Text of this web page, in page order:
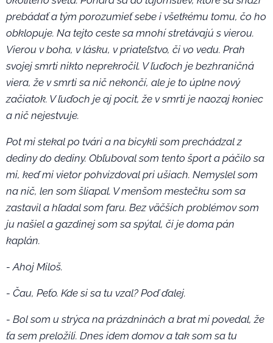
prebádať a tým porozumieť sebe i všetkému tomu, čo ho
obklopuje. Na tejto ceste sa mnohí stretávajú s vierou.
Vierou v boha, v lásku, v priateľstvo, či vo vedu. Prah
svojej smrti nikto neprekročil. V ľuďoch je bezhraničná
viera, že v smrti sa nič nekončí, ale je to úplne nový
začiatok. V ľuďoch je aj pocit, že v smrti je naozaj koniec
a nič nejestvuje.
Pot mi stekal po tvári a na bicykli som prechádzal z
dediny do dediny. Obľuboval som tento šport a páčilo sa
mi, keď mi vietor pohvizdoval pri ušiach. Nemyslel som
na nič, len som šliapal. V menšom mestečku som sa
zastavil a hľadal som faru. Bez väčších problémov som
ju našiel a gazdinej som sa spýtal, či je doma pán
kaplán.
- Ahoj Miloš.
- Čau, Peťo. Kde si sa tu vzal? Poď ďalej.
- Bol som u strýca na prázdninách a brat mi povedal, že
ťa sem preložili. Dnes idem domov a tak som sa tu